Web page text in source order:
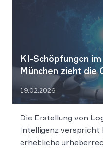
KI-Schöpfungen
München zieht die
19.02.2026
Die Erstellung von
Intelligenz verspricht
erhebliche